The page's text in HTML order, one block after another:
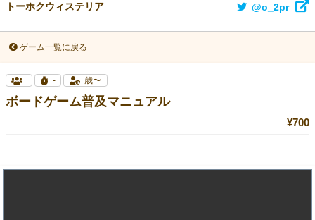
トーホクウィステリア @o_2pr
ゲーム一覧に戻る
- 歳〜
ボードゲーム普及マニュアル
¥700